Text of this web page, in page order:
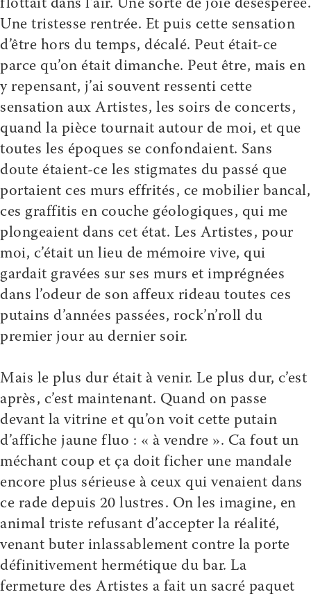
flottait dans l’air. Une sorte de joie desespérée.
Une tristesse rentrée. Et puis cette sensation
d’être hors du temps, décalé. Peut était-ce
parce qu’on était dimanche. Peut être, mais en
y repensant, j’ai souvent ressenti cette
sensation aux Artistes, les soirs de concerts,
quand la pièce tournait autour de moi, et que
toutes les époques se confondaient. Sans
doute étaient-ce les stigmates du passé que
portaient ces murs effrités, ce mobilier bancal,
ces graffitis en couche géologiques, qui me
plongeaient dans cet état. Les Artistes, pour
moi, c’était un lieu de mémoire vive, qui
gardait gravées sur ses murs et imprégnées
dans l’odeur de son affeux rideau toutes ces
putains d’années passées, rock’n’roll du
premier jour au dernier soir.
Mais le plus dur était à venir. Le plus dur, c’est
après, c’est maintenant. Quand on passe
devant la vitrine et qu’on voit cette putain
d’affiche jaune fluo : « à vendre ». Ca fout un
méchant coup et ça doit ficher une mandale
encore plus sérieuse à ceux qui venaient dans
ce rade depuis 20 lustres. On les imagine, en
animal triste refusant d’accepter la réalité,
venant buter inlassablement contre la porte
définitivement hermétique du bar. La
fermeture des Artistes a fait un sacré paquet